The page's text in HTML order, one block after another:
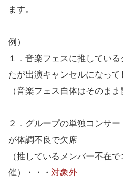
ます。
例）
１．音楽フェスに推してい
たが出演キャンセルになって
（音楽フェス自体はそのまま
２．グループの単独コンサ
が体調不良で欠席
（推しているメンバー不在
催）・・・ 対象外